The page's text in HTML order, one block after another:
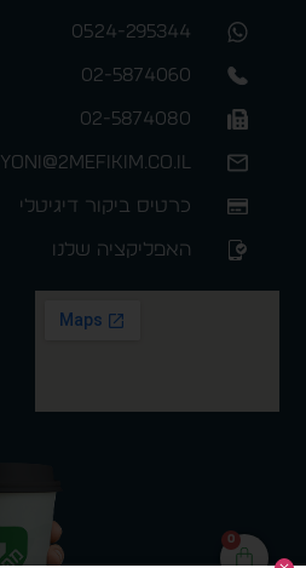
0
0524-295344
02-5874060
02-5874080
yoni@2mefikim.co.il
כרטיס ביקור דיגיטלי
האפליקציה שלנו